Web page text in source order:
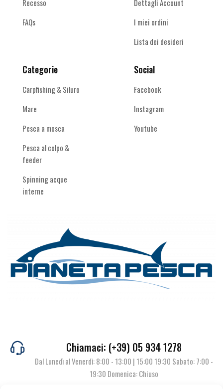
Recesso
FAQs
Dettagli Account
I miei ordini
Lista dei desideri
Categorie
Carpfishing & Siluro
Mare
Pesca a mosca
Pesca al colpo &
feeder
Spinning acque
interne
Social
Facebook
Instagram
Youtube
Chiamaci: (+39) 05 934 1278
Dal Lunedì al Venerdì: 8:00 - 13:00 | 15:00 19:30 Sabato: 7:00 -
19:30 Domenica: Chiuso